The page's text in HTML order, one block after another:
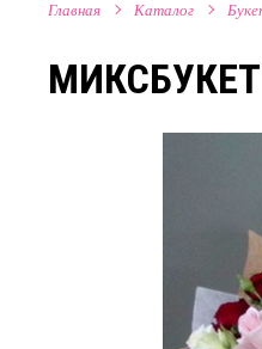
Главная Каталог